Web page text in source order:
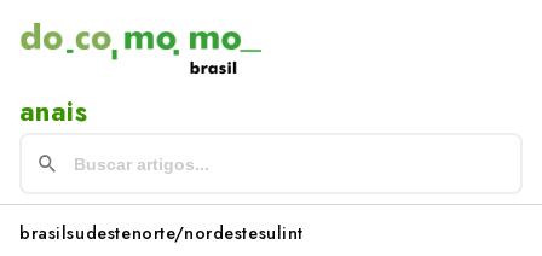
anais
brasilsudestenorte/nordestesulint